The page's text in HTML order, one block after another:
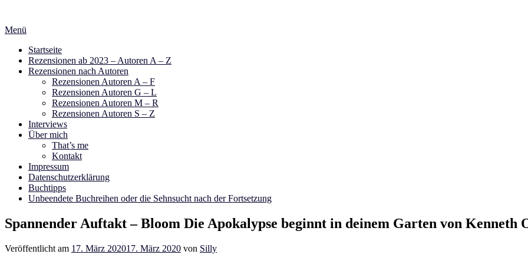
springen
Menü
Startseite
Rezensionen ab 2023 – Autoren A – Z
Rezensionen nach Autoren
Rezensionen Autoren A – F
Rezensionen Autoren G – L
Rezensionen Autoren M – R
Rezensionen Autoren S – Z
Interviews
Über mich
That’s me
Kontakt
Impressum
Datenschutzerklärung
Buchtipps
Unbeendete Buchreihen oder die Sehnsucht nach der Fortsetzung
Spannender Auftakt – Bloom Die Apokalypse beginnt in deinem Garten von Kenneth
Veröffentlicht am 17. März 202017. März 2020 von Silly